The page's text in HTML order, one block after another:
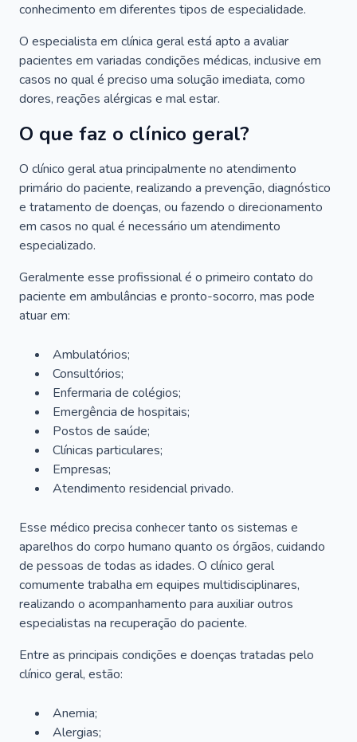
conhecimento em diferentes tipos de especialidade.
O especialista em clínica geral está apto a avaliar
pacientes em variadas condições médicas, inclusive em
casos no qual é preciso uma solução imediata, como
dores, reações alérgicas e mal estar.
O que faz o clínico geral?
O clínico geral atua principalmente no atendimento
primário do paciente, realizando a prevenção, diagnóstico
e tratamento de doenças, ou fazendo o direcionamento
em casos no qual é necessário um atendimento
especializado.
Geralmente esse profissional é o primeiro contato do
paciente em ambulâncias e pronto-socorro, mas pode
atuar em:
Ambulatórios;
Consultórios;
Enfermaria de colégios;
Emergência de hospitais;
Postos de saúde;
Clínicas particulares;
Empresas;
Atendimento residencial privado.
Esse médico precisa conhecer tanto os sistemas e
aparelhos do corpo humano quanto os órgãos, cuidando
de pessoas de todas as idades. O clínico geral
comumente trabalha em equipes multidisciplinares,
realizando o acompanhamento para auxiliar outros
especialistas na recuperação do paciente.
Entre as principais condições e doenças tratadas pelo
clínico geral, estão:
Anemia;
Alergias;